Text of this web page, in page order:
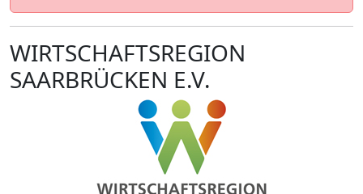
WIRTSCHAFTSREGION
SAARBRÜCKEN E.V.